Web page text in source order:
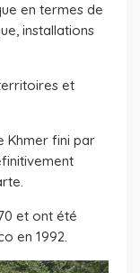
en termes de
installations
et
Khmer fini par
et ont été
en 1992.